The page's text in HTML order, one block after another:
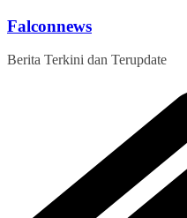
Skip
content
Falconnews
Berita Terkini dan Terupdate